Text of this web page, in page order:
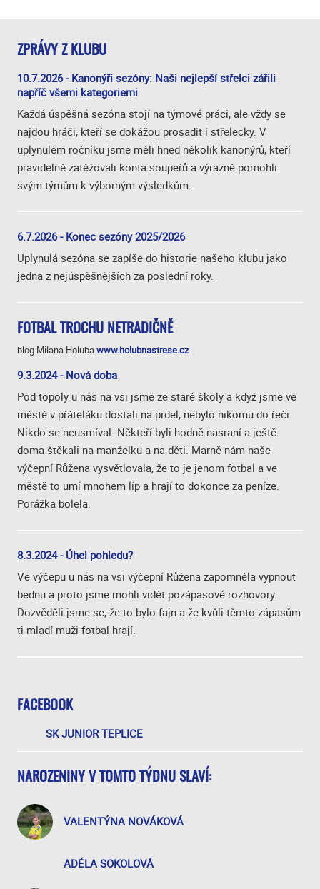
FACEBOOK
SK JUNIOR TEPLICE
NAROZENINY V TOMTO TÝDNU SLAVÍ:
VALENTÝNA NOVÁKOVÁ
ADÉLA SOKOLOVÁ
ZPRÁVY Z KLUBU
10.7.2026 - Kanonýři sezóny: Naši nejlepší střelci zářili
napříč všemi kategoriemi
Každá úspěšná sezóna stojí na týmové práci, ale vždy se
najdou hráči, kteří se dokážou prosadit i střelecky. V
uplynulém ročníku jsme měli hned několik kanonýrů, kteří
pravidelně zatěžovali konta soupeřů a výrazně pomohli
svým týmům k výborným výsledkům.
6.7.2026 - Konec sezóny 2025/2026
Uplynulá sezóna se zapíše do historie našeho klubu jako
jedna z nejúspěšnějších za poslední roky.
FOTBAL TROCHU NETRADIČNĚ
blog Milana Holubawww.holubnastrese.cz
9.3.2024 - Nová doba
Pod topoly u nás na vsi jsme ze staré školy a když jsme ve
městě v přáteláku dostali na prdel, nebylo nikomu do řeči.
Nikdo se neusmíval. Někteří byli hodně nasraní a ještě
doma štěkali na manželku a na děti. Marně nám naše
výčepní Růžena vysvětlovala, že to je jenom fotbal a ve
městě to umí mnohem líp a hrají to dokonce za peníze.
Porážka bolela.
8.3.2024 - Úhel pohledu?
Ve výčepu u nás na vsi výčepní Růžena zapomněla vypnout
bednu a proto jsme mohli vidět pozápasové rozhovory.
Dozvěděli jsme se, že to bylo fajn a že kvůli těmto zápasům
ti mladí muži fotbal hrají.